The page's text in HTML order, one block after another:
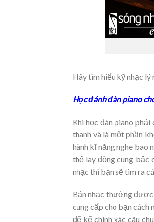
Hãy tìm hiểu kỹ nhạc lý
Học đánh đàn piano
Khi học đàn piano phải
thanh và là một phần
hành kĩ năng nghe bao
thể lay động cung bậc
nhạc thì bạn sẽ tìm ra
Bản nhạc thường được
cung cấp cho bạn
để kể chính xác câu